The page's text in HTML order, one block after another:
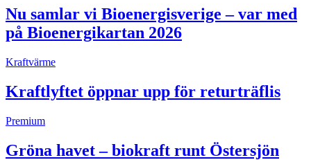
Nu samlar vi Bioenergisverige – var med
på Bioenergikartan 2026
Kraftvärme
Kraftlyftet öppnar upp för returträflis
Premium
Gröna havet – biokraft runt Östersjön